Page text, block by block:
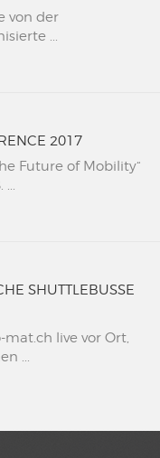
von der
...
2017
Future of Mobility“
SHUTTLEBUSSE
live vor Ort,
...